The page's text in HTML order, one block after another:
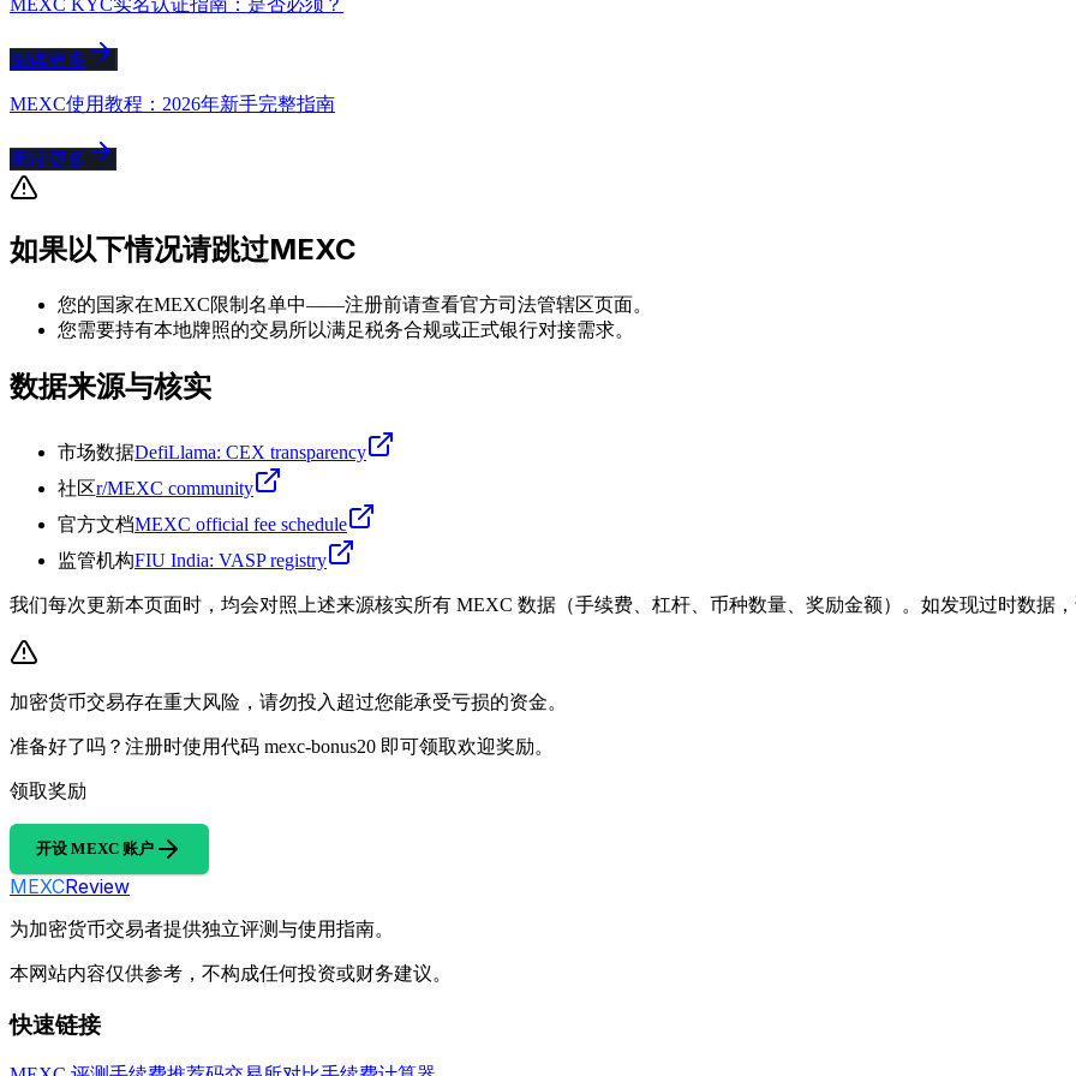
MEXC KYC实名认证指南：是否必须？
阅读更多
MEXC使用教程：2026年新手完整指南
阅读更多
如果以下情况请跳过MEXC
您的国家在MEXC限制名单中——注册前请查看官方司法管辖区页面。
您需要持有本地牌照的交易所以满足税务合规或正式银行对接需求。
数据来源与核实
市场数据DefiLlama: CEX transparency
社区r/MEXC community
官方文档MEXC official fee schedule
监管机构FIU India: VASP registry
我们每次更新本页面时，均会对照上述来源核实所有 MEXC 数据（手续费、杠杆、币种数量、奖励金额）。如发现过时数据
加密货币交易存在重大风险，请勿投入超过您能承受亏损的资金。
准备好了吗？注册时使用代码 mexc-bonus20 即可领取欢迎奖励。
领取奖励
开设 MEXC 账户
MEXCReview
为加密货币交易者提供独立评测与使用指南。
本网站内容仅供参考，不构成任何投资或财务建议。
快速链接